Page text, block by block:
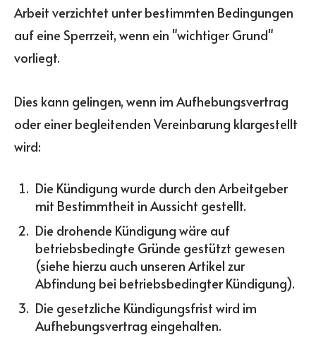
Arbeit verzichtet unter bestimmten Bedingungen
auf eine Sperrzeit, wenn ein "wichtiger Grund"
vorliegt.
Dies kann gelingen, wenn im Aufhebungsvertrag
oder einer begleitenden Vereinbarung klargestellt
wird:
Die Kündigung wurde durch den Arbeitgeber
mit Bestimmtheit in Aussicht gestellt.
Die drohende Kündigung wäre auf
betriebsbedingte Gründe gestützt gewesen
(siehe hierzu auch unseren Artikel zur
Abfindung bei betriebsbedingter Kündigung).
Die gesetzliche Kündigungsfrist wird im
Aufhebungsvertrag eingehalten.